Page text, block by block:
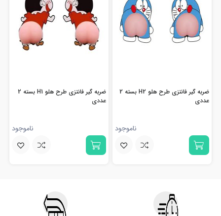
ضربه گیر فانتزی طرح هلو H2 بسته 2
عددی
ناموجود
ضربه گیر فانتزی طرح هلو H1 بسته 2
عددی
ناموجود